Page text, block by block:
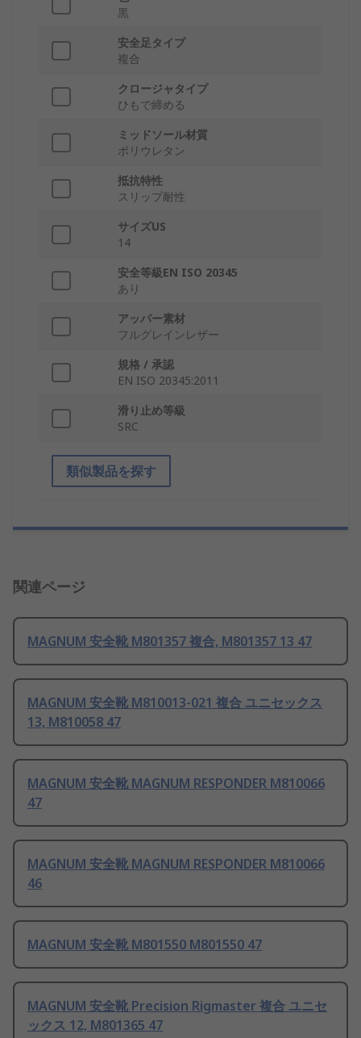
黒
安全足タイプ
複合
クロージャタイプ
ひもで締める
ミッドソール材質
ポリウレタン
抵抗特性
スリップ耐性
サイズUS
14
安全等級EN ISO 20345
あり
アッパー素材
フルグレインレザー
規格 / 承認
EN ISO 20345:2011
滑り止め等級
SRC
類似製品を探す
関連ページ
MAGNUM 安全靴 M801357 複合, M801357 13 47
MAGNUM 安全靴 M810013-021 複合 ユニセックス
13, M810058 47
MAGNUM 安全靴 MAGNUM RESPONDER M810066
47
MAGNUM 安全靴 MAGNUM RESPONDER M810066
46
MAGNUM 安全靴 M801550 M801550 47
MAGNUM 安全靴 Precision Rigmaster 複合 ユニセ
ックス 12, M801365 47